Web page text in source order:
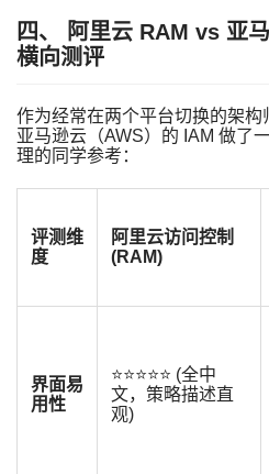
四、 阿里云 RAM vs 亚
横向测评
作为经常在两个平台切换的架
亚马逊云（AWS）的 IAM 做了
理的同学参考：
评测维
度
阿里云访问控制
(RAM)
界面易
用性
⭐️⭐️⭐️⭐️⭐️ (全中
文，策略描述直
观)